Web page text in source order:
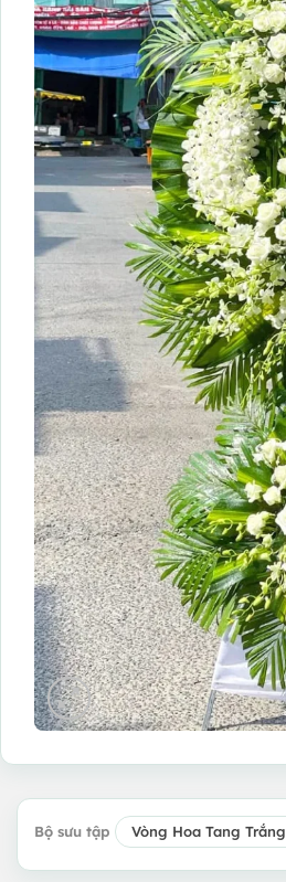
Bộ sưu tập Vòng Hoa Tang Trắng